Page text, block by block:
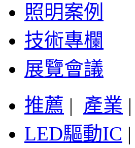
照明案例
技術專欄
展覽會議
推薦 | 產業 |
LED驅動IC |